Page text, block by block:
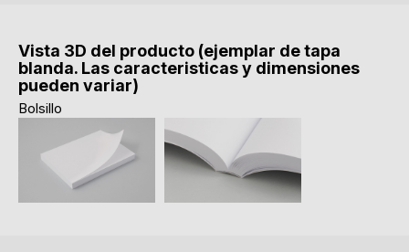
Vista 3D del producto (ejemplar de tapa
blanda. Las caracteristicas y dimensiones
pueden variar)
Bolsillo